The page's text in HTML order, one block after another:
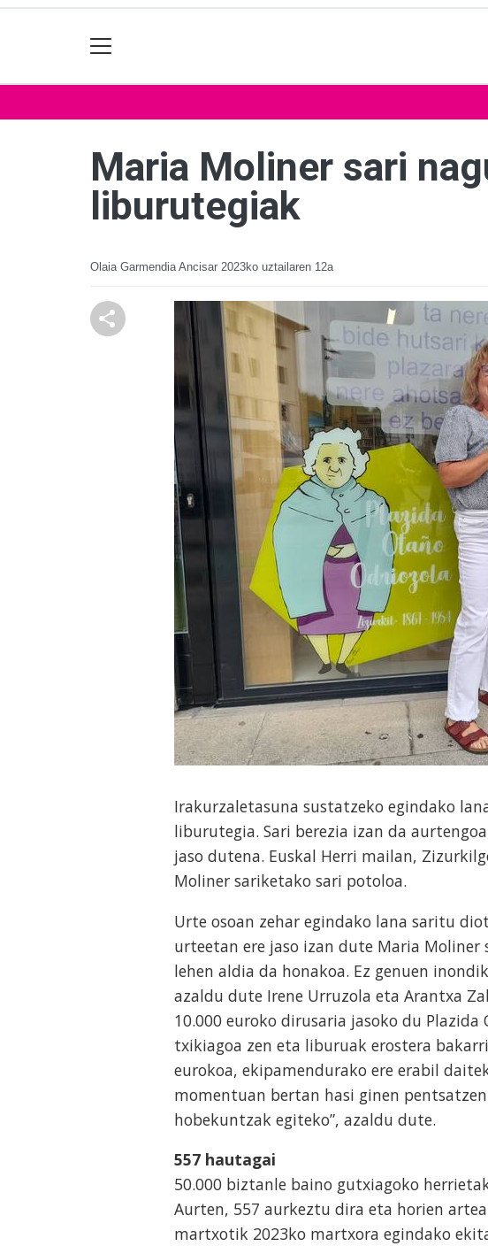
Maria Moliner sari
liburutegiak
Olaia Garmendia Ancisar 2023ko uztailaren 12a
Irakurzaletasuna sustatzeko egindako
liburutegia. Sari berezia izan da
jaso dutena. Euskal Herri mailan,
Moliner sariketako sari potoloa.
Urte osoan zehar egindako lana saritu
urteetan ere jaso izan dute Maria Moliner
lehen aldia da honakoa. Ez genuen
azaldu dute Irene Urruzola eta Arantxa
10.000 euroko dirusaria jasoko du
txikiagoa zen eta liburuak erostera
eurokoa, ekipamendurako ere erabil
momentuan bertan hasi ginen
hobekuntzak egiteko”, azaldu dute.
557 hautagai
50.000 biztanle baino gutxiagoko
Aurten, 557 aurkeztu dira eta horien
martxotik 2023ko martxora egindako